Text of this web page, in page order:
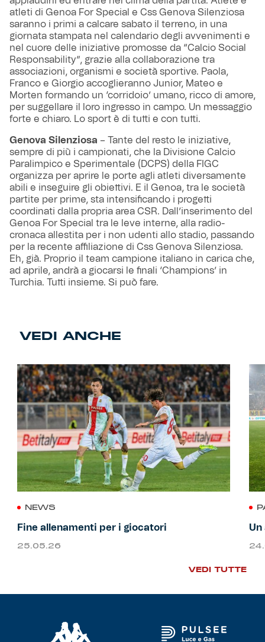
atleti di Genoa For Special e Css Genova Silenziosa
saranno i primi a calcare sabato il terreno, in una
giornata stampata nel calendario degli avvenimenti e
nel cuore delle iniziative promosse da “Calcio Social
Responsability”, grazie alla collaborazione tra
associazioni, organismi e società sportive. Paola,
Franco e Giorgio accoglieranno Junior, Mateo e
Morten formando un ‘corridoio’ umano, ricco di amore,
per suggellare il loro ingresso in campo. Un messaggio
forte e chiaro. Lo sport è di tutti e con tutti.
Genova Silenziosa – Tante del resto le iniziative,
sempre di più i campionati, che la Divisione Calcio
Paralimpico e Sperimentale (DCPS) della FIGC
organizza per aprire le porte agli atleti diversamente
abili e inseguire gli obiettivi. E il Genoa, tra le società
partite per prime, sta intensificando i progetti
coordinati dalla propria area CSR. Dall’inserimento del
Genoa For Special tra le leve interne, alla radio-
cronaca allestita per i non udenti allo stadio, passando
per la recente affiliazione di Css Genova Silenziosa.
Eh, già. Proprio il team campione italiano in carica che,
ad aprile, andrà a giocarsi le finali ‘Champions’ in
Turchia. Tutti insieme. Si può fare.
VEDI ANCHE
NEWS
Fine allenamenti per i giocatori
25.05.26
Un
VEDI TUTTE